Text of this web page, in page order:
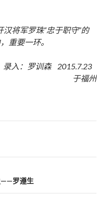
将军罗珠“忠于职守”的
重要一环。
入：罗训森 2015.7.23
于福州
——罗遵生